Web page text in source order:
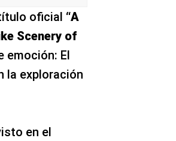
oficial “A
Scenery of
emoción: El
la exploración
en el